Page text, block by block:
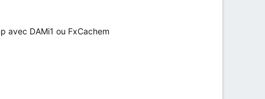
avec DAMi1 ou FxCachem